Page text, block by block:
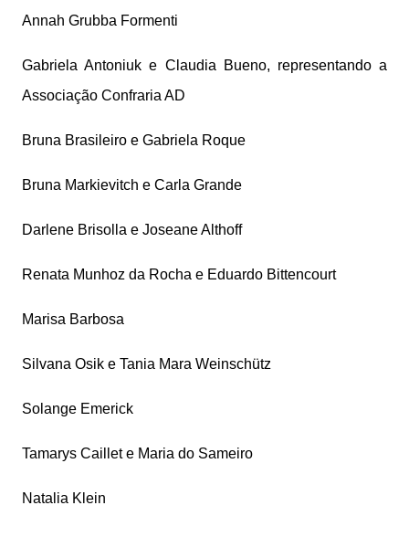
Annah Grubba Formenti
Gabriela Antoniuk e Claudia Bueno, representando a
Associação Confraria AD
Bruna Brasileiro e Gabriela Roque
Bruna Markievitch e Carla Grande
Darlene Brisolla e Joseane Althoff
Renata Munhoz da Rocha e Eduardo Bittencourt
Marisa Barbosa
Silvana Osik e Tania Mara Weinschütz
Solange Emerick
Tamarys Caillet e Maria do Sameiro
Natalia Klein